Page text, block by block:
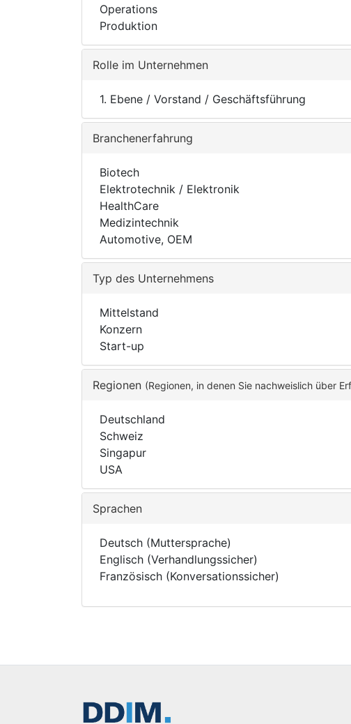
Operations
Produktion
Rolle im Unternehmen
1. Ebene / Vorstand / Geschäftsführung
Branchenerfahrung
Biotech
Elektrotechnik / Elektronik
HealthCare
Medizintechnik
Automotive, OEM
Typ des Unternehmens
Mittelstand
Konzern
Start-up
Regionen (Regionen, in denen Sie nachweislich über
Deutschland
Schweiz
Singapur
USA
Sprachen
Deutsch (Muttersprache)
Englisch (Verhandlungssicher)
Französisch (Konversationssicher)